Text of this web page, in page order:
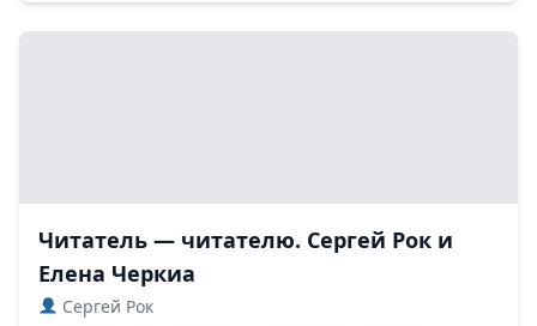
Читатель — читателю. Сергей Рок и
Елена Черкиа
Сергей Рок